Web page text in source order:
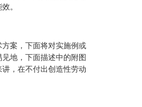
。
案，下面将对实施例或
地，下面描述中的附图
，在不付出创造性劳动